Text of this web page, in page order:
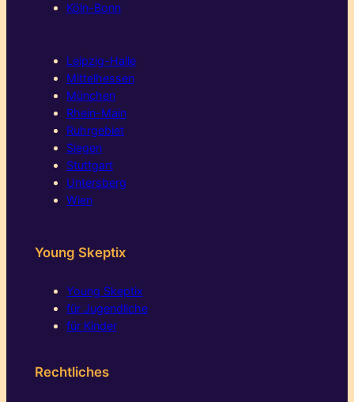
Köln-Bonn
Leipzig-Halle
Mittelhessen
München
Rhein-Main
Ruhrgebiet
Siegen
Stuttgart
Untersberg
Wien
Young Skeptix
Young Skeptix
für Jugendliche
für Kinder
Rechtliches